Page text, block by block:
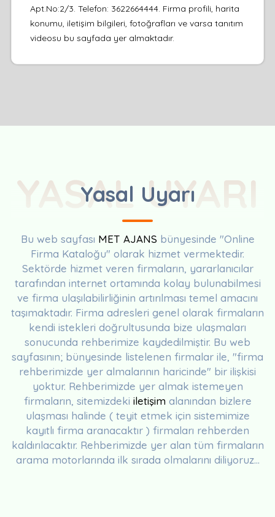
Apt.No:2/3. Telefon: 3622664444. Firma profili, harita
konumu, iletişim bilgileri, fotoğrafları ve varsa tanıtım
videosu bu sayfada yer almaktadır.
Yasal Uyarı
YASAL UYARI
Bu web sayfası MET AJANS bünyesinde "Online
Firma Kataloğu" olarak hizmet vermektedir.
Sektörde hizmet veren firmaların, yararlanıcılar
tarafından internet ortamında kolay bulunabilmesi
ve firma ulaşılabilirliğinin artırılması temel amacını
taşımaktadır. Firma adresleri genel olarak firmaların
kendi istekleri doğrultusunda bize ulaşmaları
sonucunda rehberimize kaydedilmiştir. Bu web
sayfasının; bünyesinde listelenen firmalar ile, "firma
rehberimizde yer almalarının haricinde" bir ilişkisi
yoktur. Rehberimizde yer almak istemeyen
firmaların, sitemizdeki iletişim alanından bizlere
ulaşması halinde ( teyit etmek için sistemimize
kayıtlı firma aranacaktır ) firmaları rehberden
kaldırılacaktır. Rehberimizde yer alan tüm firmaların
arama motorlarında ilk sırada olmalarını diliyoruz...